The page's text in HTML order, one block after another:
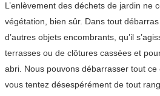
L’enlèvement des déchets de jardin ne
végétation, bien sûr. Dans tout
d’autres objets encombrants, qu’il
terrasses ou de clôtures cassées et
abri. Nous pouvons débarrasser tout
vous tentez désespérément de tout